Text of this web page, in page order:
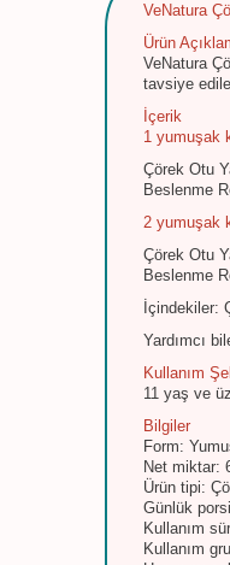
VeNatura
Ürün
VeNatura
tavsiye
İçerik
1 yumuşak
Çörek Otu
Beslenme
2 yumuşak
Çörek Otu
Beslenme
İçindekiler:
Yardımcı
Kullanım
11 yaş ve
Bilgiler
Form:
Net miktar:
Ürün tipi:
Günlük
Kullanım
Kullanım